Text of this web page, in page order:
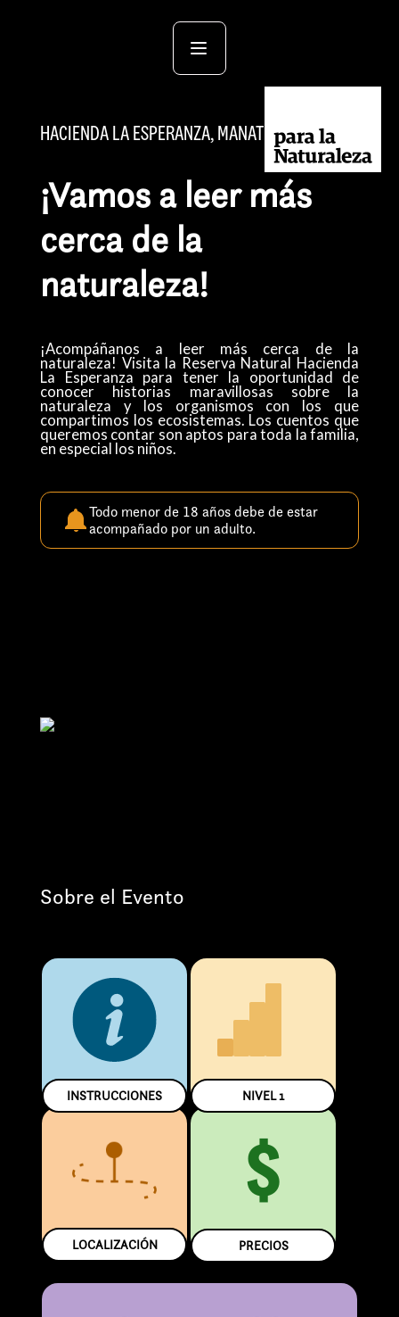
HACIENDA LA ESPERANZA, MANATÍ
¡Vamos a leer más
cerca de la
naturaleza!
​¡Acompáñanos a leer más cerca de la
naturaleza! Visita la Reserva Natural Hacienda
La Esperanza para tener la oportunidad de
conocer historias maravillosas sobre la
naturaleza y los organismos con los que
compartimos los ecosistemas. Los cuentos que
queremos contar son aptos para toda la familia,
en especial los niños.
Todo menor de 18 años debe de estar
acompañado por un adulto.
Sobre el Evento
INSTRUCCIONES NIVEL1
LOCALIZACIÓN
$
PRECIOS